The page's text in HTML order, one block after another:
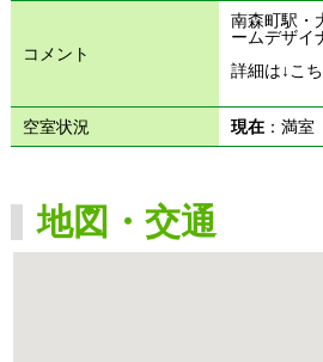
コメント
南森町駅・
ームデザイ
詳細は↓こ
空室状況 現在：満
地図・交通